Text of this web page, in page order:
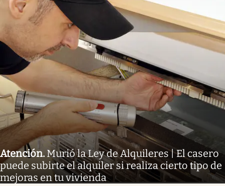
Atención. Murió la Ley de Alquileres | El casero
puede subirte el alquiler si realiza cierto tipo de
mejoras en tu vivienda